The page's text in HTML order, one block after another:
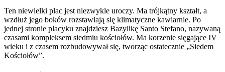
Ten niewielki plac jest niezwykle uroczy. Ma trójkątny kształt, a
wzdłuż jego boków rozstawiają się klimatyczne kawiarnie. Po
jednej stronie placyku znajdziesz Bazylikę Santo Stefano, nazywaną
czasami kompleksem siedmiu kościołów. Ma korzenie sięgające IV
wieku i z czasem rozbudowywał się, tworząc ostatecznie „Siedem
Kościołów”.